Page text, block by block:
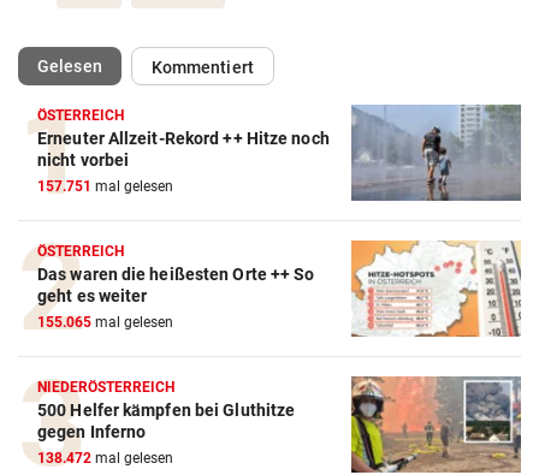
Gelesen(ausgewählt)Kommentiert
ÖSTERREICH
Erneuter Allzeit-Rekord ++ Hitze noch
nicht vorbei
157.751 mal gelesen
ÖSTERREICH
Das waren die heißesten Orte ++ So
geht es weiter
155.065 mal gelesen
NIEDERÖSTERREICH
500 Helfer kämpfen bei Gluthitze
gegen Inferno
138.472 mal gelesen